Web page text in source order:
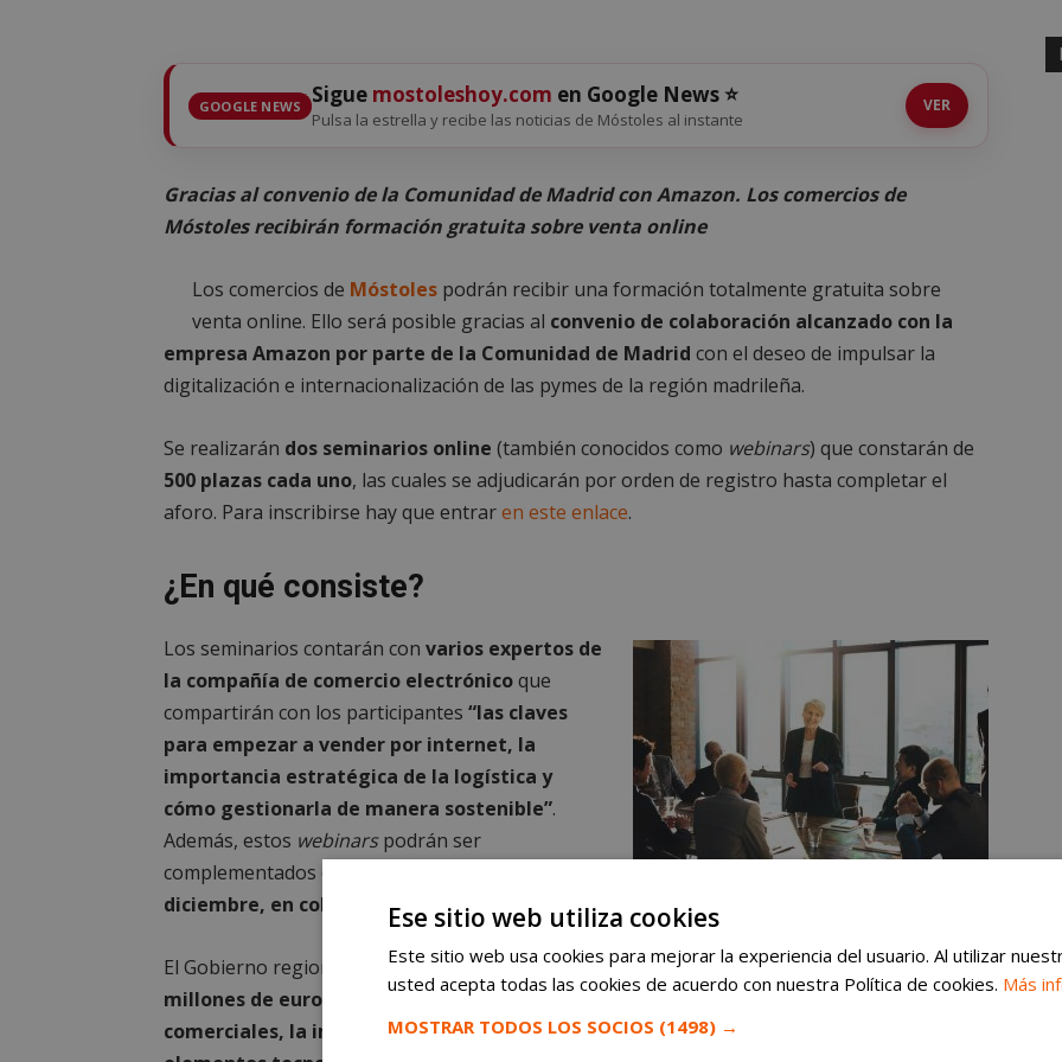
GOOGLE NEWS Sigue mostoleshoy.com en Google News ⭐
Pulsa la estrella y recibe las noticias de Móstoles al instante
VER
Gracias al convenio de la Comunidad de Madrid con Amazon. Los comercios de
Móstoles recibirán formación gratuita sobre venta online
Los comercios de Móstoles podrán recibir una formación totalmente gratuita sobre
venta online. Ello será posible gracias al convenio de colaboración alcanzado con la
empresa Amazon por parte de la Comunidad de Madrid con el deseo de impulsar la
digitalización e internacionalización de las pymes de la región madrileña.
Se realizarán dos seminarios online (también conocidos como webinars) que constarán de
500 plazas cada uno, las cuales se adjudicarán por orden de registro hasta completar el
aforo. Para inscribirse hay que entraren este enlace.
¿En qué consiste?
sobre venta online
Los seminarios contarán con varios expertos de
la compañía de comercio electrónicoque
compartirán con los participantes “las claves
para empezar a vender por internet, la
importancia estratégica de la logística y
cómo gestionarla de manera sostenible”.
Además, estos webinarspodrán ser
complementados con
diciembre, en colaboración con IE University.
El Gobierno regional ya ha destinado1,8
millones de euros
en lo que llevamos de 2022 “a la transformación de establecimientos
comerciales, la implantación de medidas de ahorro energético o la introducción de
Ese sitio web utiliza cookies
Este sitio web usa cookies para mejorar la experiencia del usuario. Al utilizar
usted acepta todas las cookies de acuerdo con nuestra Política de cookies. Más
MOSTRAR TODOS LOS SOCIOS (1498) →